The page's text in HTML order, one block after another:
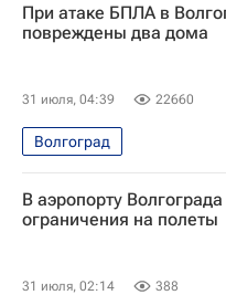
Происшествия
Вооруженные силы
При атаке БПЛА в
повреждены два дома
31 июля, 04:39 22660
Волгоград
Специальная военная
Волгоградская область
В аэропорту
ограничения на полеты
31 июля, 02:14 388